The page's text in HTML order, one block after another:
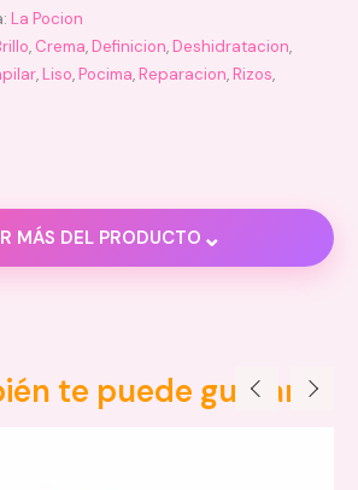
La Pocion
, Crema, Definicion, Deshidratacion,
, Liso, Pocima, Reparacion, Rizos,
MÁS DEL PRODUCTO ⌄
te puede gustar